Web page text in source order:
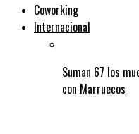
Coworking
Internacional
Suman 67 los
con Marruecos